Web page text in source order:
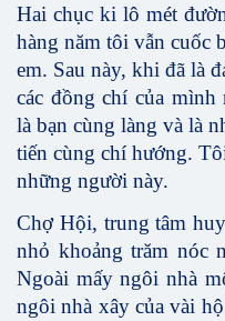
Hai chục ki lô mét
hàng năm tôi vẫn cuốc
em. Sau này, khi đã là
các đồng chí của
là bạn cùng làng và là
tiến cùng chí hướng.
những người này.
Chợ Hội, trung tâm
nhỏ khoảng trăm nóc
Ngoài mấy ngôi nhà
ngôi nhà xây của vài